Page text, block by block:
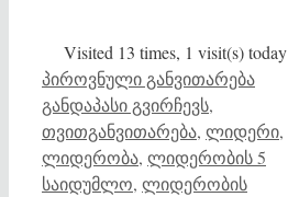
Visited 13 times, 1 visit(s) today
Categories
პიროვნული განვითარებაTags
განდაპასი გვირჩევს,
თვითგანვითარება, ლიდერი,
ლიდერობა, ლიდერობის 5
საიდუმლო, ლიდერობის